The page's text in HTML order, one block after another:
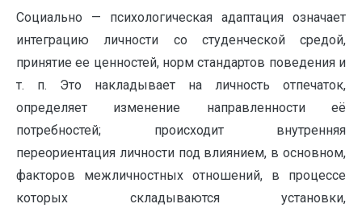
Социально — психологическая адаптация означает
интеграцию личности со студенческой средой,
принятие ее ценностей, норм стандартов поведения и
т. п. Это накладывает на личность отпечаток,
определяет изменение направленности её
потребностей; происходит внутренняя
переориентация личности под влиянием, в основном,
факторов межличностных отношений, в процессе
которых складываются установки,